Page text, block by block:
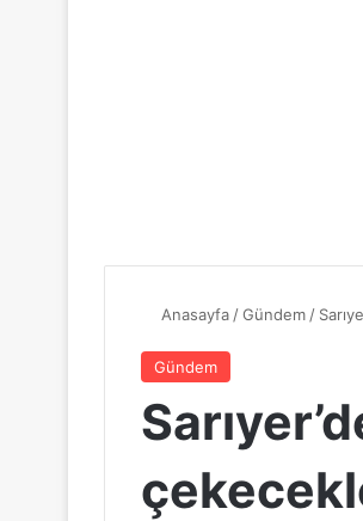
Anasayfa /Gündem /
Gündem